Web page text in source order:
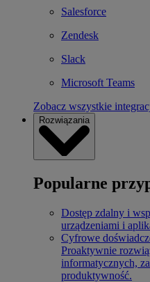
Salesforce
Zendesk
Slack
Microsoft Teams
Zobacz wszystkie
Rozwiązania
Popularne
Dostęp zdalny i
urządzeniami i
Cyfrowe
Proaktywnie
informatycznych,
produktywność.